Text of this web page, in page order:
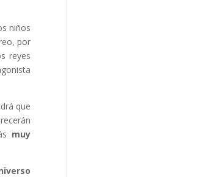
niños
por
reyes
que
muy